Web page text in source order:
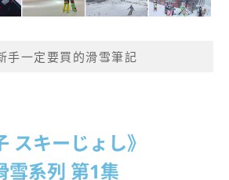
手一定要買的滑雪筆記